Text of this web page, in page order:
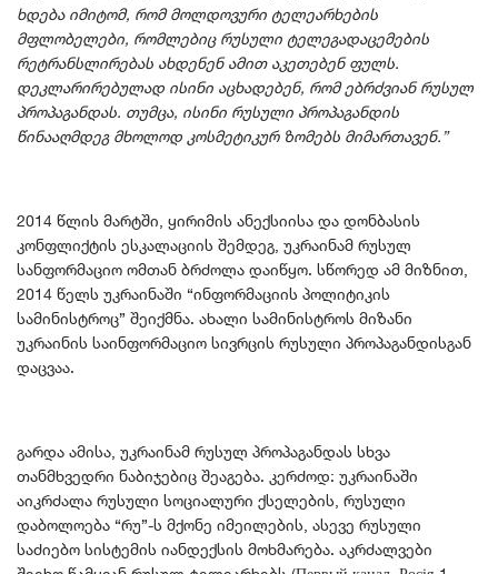
ხდება იმიტომ, რომ მოლდოვური ტელეარხების
მფლობელები, რომლებიც რუსული ტელეგადაცემების
რეტრანსლირებას ახდენენ ამით აკეთებენ ფულს.
დეკლარირებულად ისინი აცხადებენ, რომ ებრძვიან რუსულ
პროპაგანდას. თუმცა, ისინი რუსული პროპაგანდის
წინააღმდეგ მხოლოდ კოსმეტიკურ ზომებს მიმართავენ.”
2014 წლის მარტში, ყირიმის ანექსიისა და დონბასის
კონფლიქტის ესკალაციის შემდეგ, უკრაინამ რუსულ
სანფორმაციო ომთან ბრძოლა დაიწყო. სწორედ ამ მიზნით,
2014 წელს უკრაინაში “ინფორმაციის პოლიტიკის
სამინისტროც” შეიქმნა. ახალი სამინისტროს მიზანი
უკრაინის საინფორმაციო სივრცის რუსული პროპაგანდისგან
დაცვაა.
გარდა ამისა, უკრაინამ რუსულ პროპაგანდას სხვა
თანმხვედრი ნაბიჯებიც შეაგება. კერძოდ: უკრაინაში
აიკრძალა რუსული სოციალური ქსელების, რუსული
დაბოლოება “რუ”-ს მქონე იმეილების, ასევე რუსული
საძიებო სისტემის იანდექსის მოხმარება. აკრძალვები